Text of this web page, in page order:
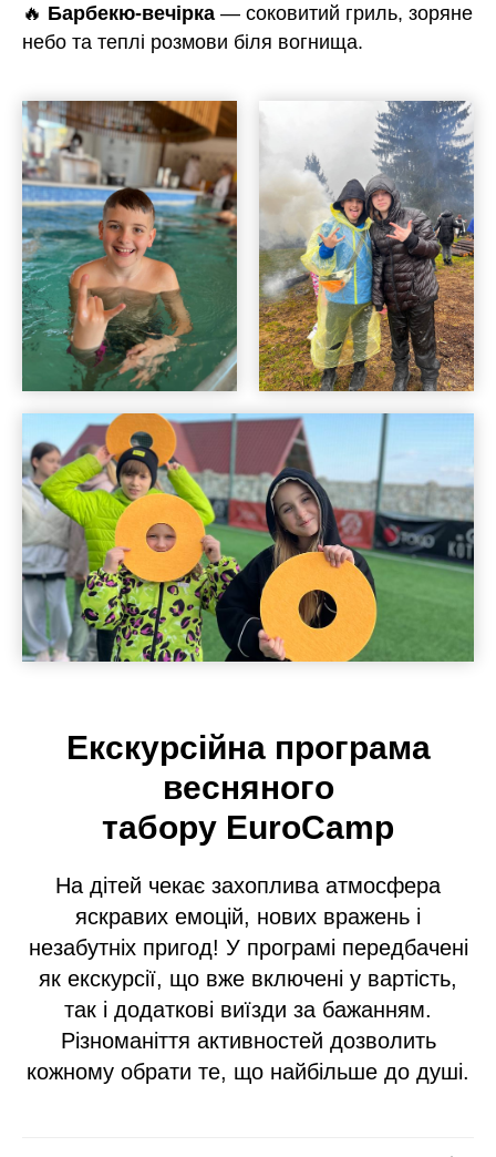
🔥 Барбекю-вечірка — соковитий гриль, зоряне
небо та теплі розмови біля вогнища.
Екскурсійна програма
весняного
табору EuroCamp
На дітей чекає захоплива атмосфера
яскравих емоцій, нових вражень і
незабутніх пригод! У програмі передбачені
як екскурсії, що вже включені у вартість,
так і додаткові виїзди за бажанням.
Різноманіття активностей дозволить
кожному обрати те, що найбільше до душі.